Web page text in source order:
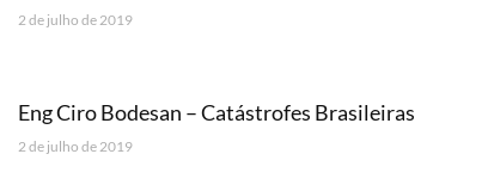
2 de julho de 2019
Eng Ciro Bodesan – Catástrofes Brasileiras
2 de julho de 2019